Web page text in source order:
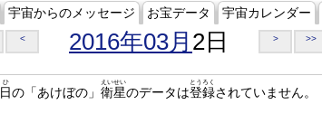
宇宙からのメッセージ お宝データ 宇宙カレンダー
< 2016年03月 2日 > >>
日
ひ
の「あけぼの」 衛星
えいせい
のデータは登録
とうろく
されていません。